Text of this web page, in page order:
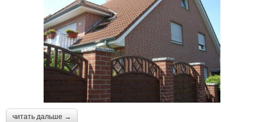
читать дальше →